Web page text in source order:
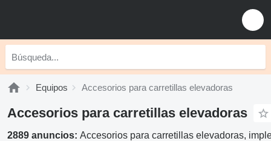
Equipos Accesorios para carretillas elevadoras
Accesorios para carretillas elevadoras
2889 anuncios: Accesorios para carretillas elevadoras,